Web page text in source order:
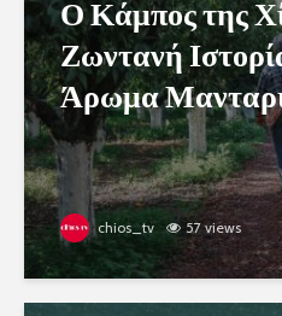
Ο Κάμπος της
Ζωντανή
Άρωμα
chios_tv 57 views